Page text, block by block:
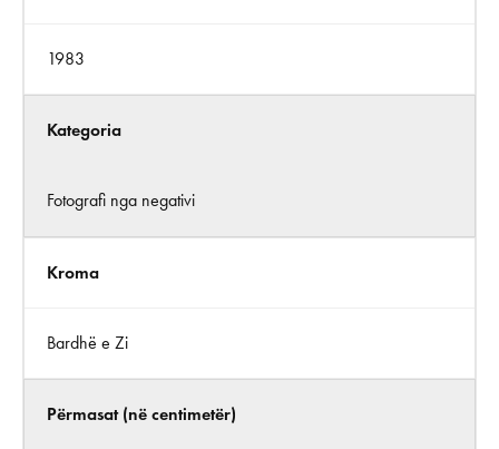
1983
Kategoria
Fotografi nga negativi
Kroma
Bardhë e Zi
Përmasat (në centimetër)